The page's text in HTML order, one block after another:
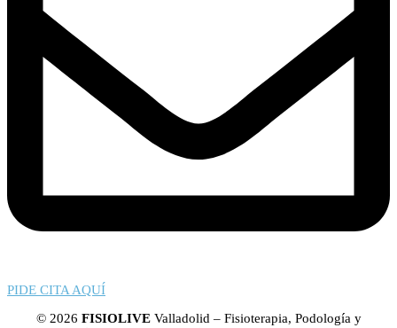
PIDE CITA AQUÍ
© 2026 FISIOLIVEValladolid – Fisioterapia, Podología y